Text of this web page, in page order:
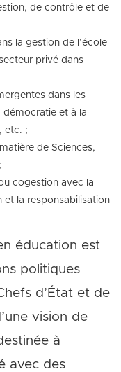
de contrôle et de
la gestion de l’école
privé dans
dans les
démocratie et à la
etc. ;
de Sciences,
cogestion avec la
et la responsabilisation
éducation est
politiques
d’État et de
vision de
à
avec des